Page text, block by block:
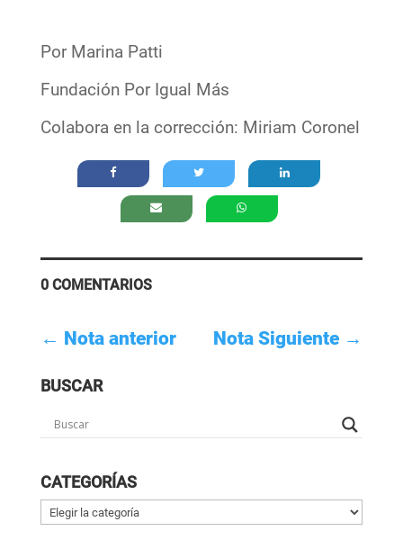
Por Marina Patti
Fundación Por Igual Más
Colabora en la corrección: Miriam Coronel
0 COMENTARIOS
← Nota anterior Nota Siguiente →
BUSCAR
CATEGORÍAS
Categorías